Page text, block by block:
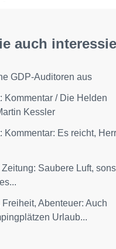
auch
GDP-Auditoren aus
Kommentar / Die Helden
Kessler
Kommentar: Es reicht, Herr
Saubere Luft,
Abenteuer: Auch
Urlaub...